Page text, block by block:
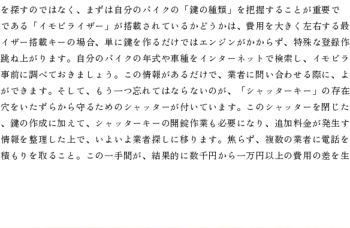
探すのではなく、まずは自分のバイクの「鍵の種類」を把握することが重要で
ある「イモビライザー」が搭載されているかどうかは、費用を大きく左右する最
ザー搭載キーの場合、単に鍵を作るだけではエンジンがかからず、特殊な登録作
ね上がります。自分のバイクの年式や車種をインターネットで検索し、イモビラ
前に調べておきましょう。この情報があるだけで、業者に問い合わせる際に、よ
できます。そして、もう一つ忘れてはならないのが、「シャッターキー」の存在
をいたずらから守るためのシャッターが付いています。このシャッターを閉じた
鍵の作成に加えて、シャッターキーの開錠作業も必要になり、追加料金が発生す
報を整理した上で、いよいよ業者探しに移ります。焦らず、複数の業者に電話を
もりを取ること。この一手間が、結果的に数千円から一万円以上の費用の差を生